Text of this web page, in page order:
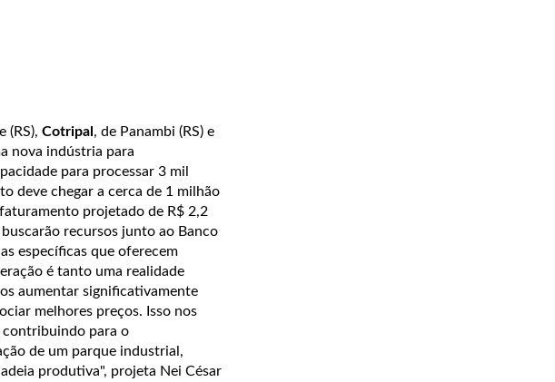
(RS), Cotripal , de Panambi (RS) e
nova indústria para
para processar 3 mil
deve chegar a cerca de 1 milhão
projetado de R$ 2,2
recursos junto ao Banco
específicas que oferecem
é tanto uma realidade
aumentar significativamente
melhores preços. Isso nos
contribuindo para o
de um parque industrial,
produtiva", projeta Nei César